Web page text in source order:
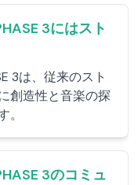
3にはスト
3は、従来のスト
創造性と音楽の探
3のコミュ